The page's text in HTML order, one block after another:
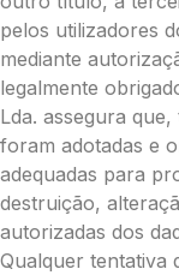
O seu
pelos utilizadores
mediante
legalmente
Lda. assegura
foram adotadas e
adequadas para
destruição,
autorizadas dos
Qualquer tentativa